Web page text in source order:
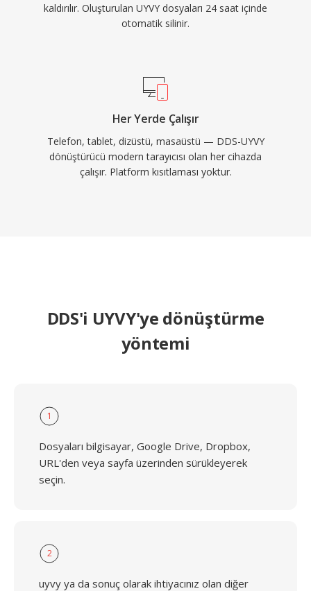
kaldırılır. Oluşturulan UYVY dosyaları 24 saat içinde
otomatik silinir.
Her Yerde Çalışır
Telefon, tablet, dizüstü, masaüstü — DDS-UYVY
dönüştürücü modern tarayıcısı olan her cihazda
çalışır. Platform kısıtlaması yoktur.
DDS'i UYVY'ye dönüştürme
yöntemi
1
Dosyaları bilgisayar, Google Drive, Dropbox,
URL'den veya sayfa üzerinden sürükleyerek
seçin.
2
uyvy ya da sonuç olarak ihtiyacınız olan diğer